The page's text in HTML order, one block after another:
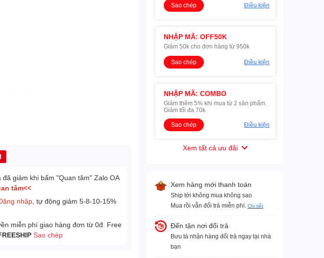
giảm khi bấm "Quan tâm" Zalo OA
tâm<<
nhập , tự động giảm 5-8-10-15%
miễn phí giao hàng đơn từ 0đ. Free
Sao chép
Sao chép Điều kiện
NHẬP MÃ: OFF50K
Giảm 50k cho đơn hàng từ 950k
Sao chép Điều kiện
NHẬP MÃ: COMBO
Giảm thêm 5% khi mua từ 2 sản phẩm.
Giảm tối đa 70k
Sao chép
Điều kiện
Xem tất cả ưu đãi
Xem hàng mới thanh toán
Ship tới không mua không sao
Mua rồi vẫn đổi trả miễn phí. Chi tiết
Đến tận nơi đổi trả
Bưu tá nhận hàng đổi trả ngay tại nhà
bạn